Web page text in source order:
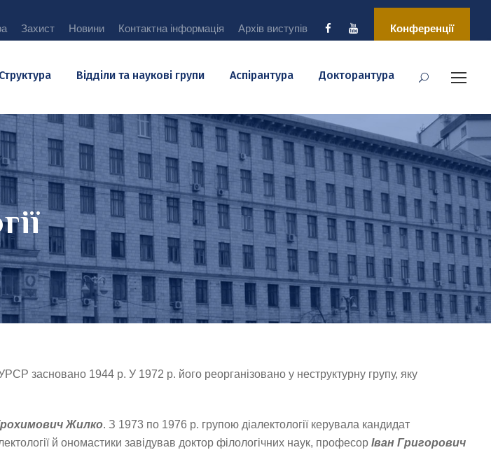
Захист Новини Контактна інформація Архів виступів Конференції
Структура Відділи та наукові групи Аспірантура Докторантура
засновано 1944 р. У 1972 р. його реорганізовано у неструктурну групу, яку
Жилко. З 1973 по 1976 р. групою діалектології керувала кандидат
й ономастики завідував доктор філологічних наук, професор Іван Григорович